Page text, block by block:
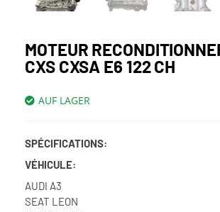
MOTEUR
CXS CXSA E6 122 CH
AUF LAGER
SPÉCIFICATIONS:
VÉHICULE:
AUDI A3
SEAT LEON